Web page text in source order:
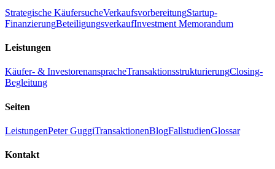
Strategische KäufersucheVerkaufsvorbereitungStartup-
FinanzierungBeteiligungsverkaufInvestment Memorandum
Leistungen
Käufer- & InvestorenanspracheTransaktionsstrukturierungClosing-
Begleitung
Seiten
LeistungenPeter GuggiTransaktionenBlogFallstudienGlossar
Kontakt